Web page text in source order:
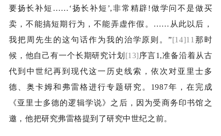
要扬长补短……‘扬长补短’,非常精辟!做学问不是做买
卖，不能搞短期行为，不能弄虚作假。……从此以后，
我把周先生的这句话作为我的治学原则。”[14]11 那时
候，他自己有一个长期研究计划 [13] 序言1,准备沿着从古
代到中世纪再到现代这一历史线索，依次对亚里士多
德、奥卡姆和弗雷格进行专题研究。 1987年，在完成
《亚里士多德的逻辑学说》之后，因为受商务印书馆之
邀，他把研究弗雷格提到了研究中世纪之前。